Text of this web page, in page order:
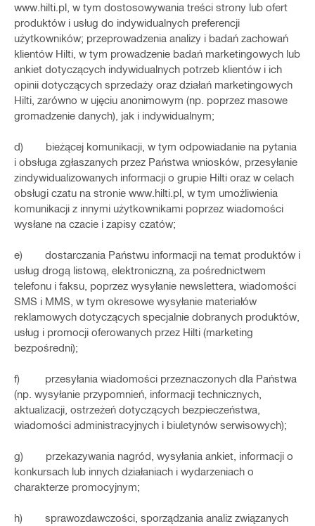
www.hilti.pl, w tym dostosowywania treści strony lub ofert
produktów i usług do indywidualnych preferencji
użytkowników; przeprowadzenia analizy i badań zachowań
klientów Hilti, w tym prowadzenie badań marketingowych lub
ankiet dotyczących indywidualnych potrzeb klientów i ich
opinii dotyczących sprzedaży oraz działań marketingowych
Hilti, zarówno w ujęciu anonimowym (np. poprzez masowe
gromadzenie danych), jak i indywidualnym;
d) bieżącej komunikacji, w tym odpowiadanie na pytania
i obsługa zgłaszanych przez Państwa wniosków, przesyłanie
zindywidualizowanych informacji o grupie Hilti oraz w celach
obsługi czatu na stronie www.hilti.pl, w tym umożliwienia
komunikacji z innymi użytkownikami poprzez wiadomości
wysłane na czacie i zapisy czatów;
e) dostarczania Państwu informacji na temat produktów i
usług drogą listową, elektroniczną, za pośrednictwem
telefonu i faksu, poprzez wysyłanie newslettera, wiadomości
SMS i MMS, w tym okresowe wysyłanie materiałów
reklamowych dotyczących specjalnie dobranych produktów,
usług i promocji oferowanych przez Hilti (marketing
bezpośredni);
f) przesyłania wiadomości przeznaczonych dla Państwa
(np. wysyłanie przypomnień, informacji technicznych,
aktualizacji, ostrzeżeń dotyczących bezpieczeństwa,
wiadomości administracyjnych i biuletynów serwisowych);
g) przekazywania nagród, wysyłania ankiet, informacji o
konkursach lub innych działaniach i wydarzeniach o
charakterze promocyjnym;
h) sprawozdawczości, sporządzania analiz związanych